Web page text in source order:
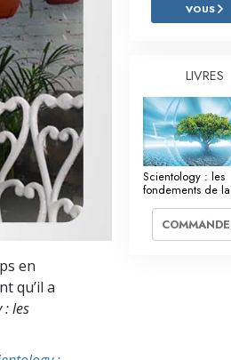
L’échelle des tons émotionnels
Réponses aux drogues
Les enfants
Des outils pour le monde du
L’éthique et les conditions
La raison de l’oppression
Les investigations
en
qu’il a
: les
VOUS
LIVRES
Scientology : les
fondements de